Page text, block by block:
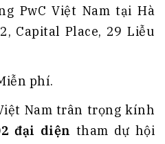
PwC Việt Nam tại Hà
Capital Place, 29 Liễu
phí.
Nam trân trọng kính
đại diện tham dự hội